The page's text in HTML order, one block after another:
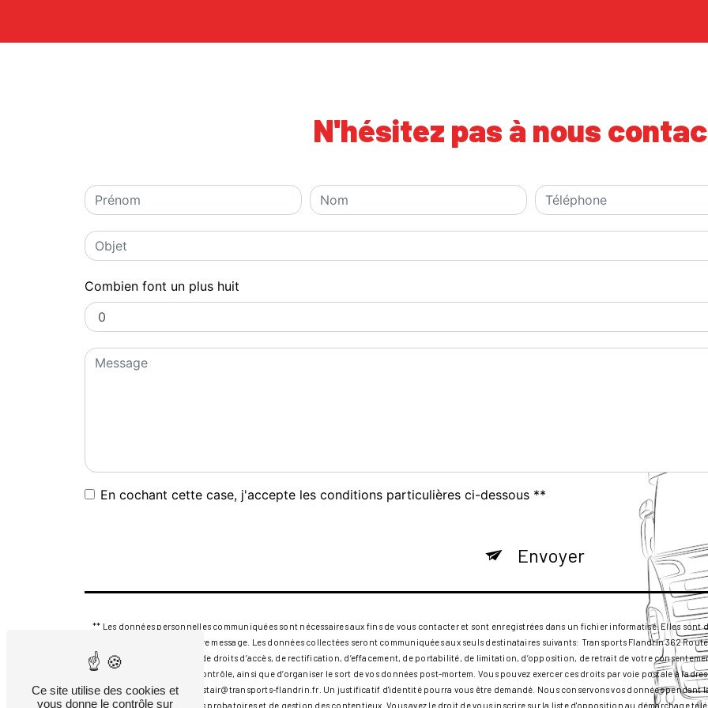
N'hésitez pas à nous
Combien font un plus huit
En cochant cette case, j'accepte les conditions particulières ci-dessous **
Envoyer
** Les données personnelles communiquées sont nécessaires aux fins de vous contacter et sont enregistrées dans un fichier informatisé. Elles sont
seul but de répondre à votre message. Les données collectées seront communiquées aux seuls destinataires suivants: Transports Flandrin 362
flandrin.fr. Vous disposez de droits d’accès, de rectification, d’effacement, de portabilité, de limitation, d’opposition, de retrait de votre
auprès d’une autorité de contrôle, ainsi que d’organiser le sort de vos données post-mortem. Vous pouvez exercer ces droits par voie postale à
électronique à l'adresse alistair@transports-flandrin.fr. Un justificatif d'identité pourra vous être demandé. Nous conservons vos données pendant
prescription légale aux fins probatoires et de gestion des contentieux. Vous avez le droit de vous inscrire sur la liste d'opposition au démarchage
Ce site utilise des cookies et
vous donne le contrôle sur